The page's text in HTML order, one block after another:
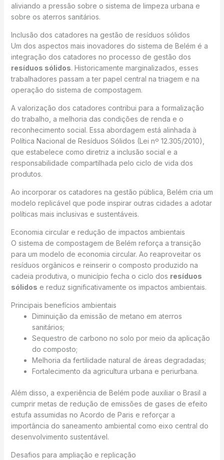
aliviando a pressão sobre o sistema de limpeza urbana e
sobre os aterros sanitários.
Inclusão dos catadores na gestão de resíduos sólidos
Um dos aspectos mais inovadores do sistema de Belém é a
integração dos catadores no processo de gestão dos
resíduos sólidos. Historicamente marginalizados, esses
trabalhadores passam a ter papel central na triagem e na
operação do sistema de compostagem.
A valorização dos catadores contribui para a formalização
do trabalho, a melhoria das condições de renda e o
reconhecimento social. Essa abordagem está alinhada à
Política Nacional de Resíduos Sólidos (Lei nº 12.305/2010),
que estabelece como diretriz a inclusão social e a
responsabilidade compartilhada pelo ciclo de vida dos
produtos.
Ao incorporar os catadores na gestão pública, Belém cria um
modelo replicável que pode inspirar outras cidades a adotar
políticas mais inclusivas e sustentáveis.
Economia circular e redução de impactos ambientais
O sistema de compostagem de Belém reforça a transição
para um modelo de economia circular. Ao reaproveitar os
resíduos orgânicos e reinserir o composto produzido na
cadeia produtiva, o município fecha o ciclo dos resíduos
sólidos e reduz significativamente os impactos ambientais.
Principais benefícios ambientais
Diminuição da emissão de metano em aterros
sanitários;
Sequestro de carbono no solo por meio da aplicação
do composto;
Melhoria da fertilidade natural de áreas degradadas;
Fortalecimento da agricultura urbana e periurbana.
Além disso, a experiência de Belém pode auxiliar o Brasil a
cumprir metas de redução de emissões de gases de efeito
estufa assumidas no Acordo de Paris e reforçar a
importância do saneamento ambiental como eixo central do
desenvolvimento sustentável.
Desafios para ampliação e replicação